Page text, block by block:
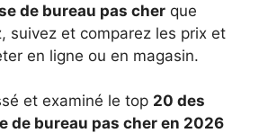
de bureau pas cher que
suivez et comparez les prix et
en ligne ou en magasin.
et examiné le top 20 des
de bureau pas cher en 2026